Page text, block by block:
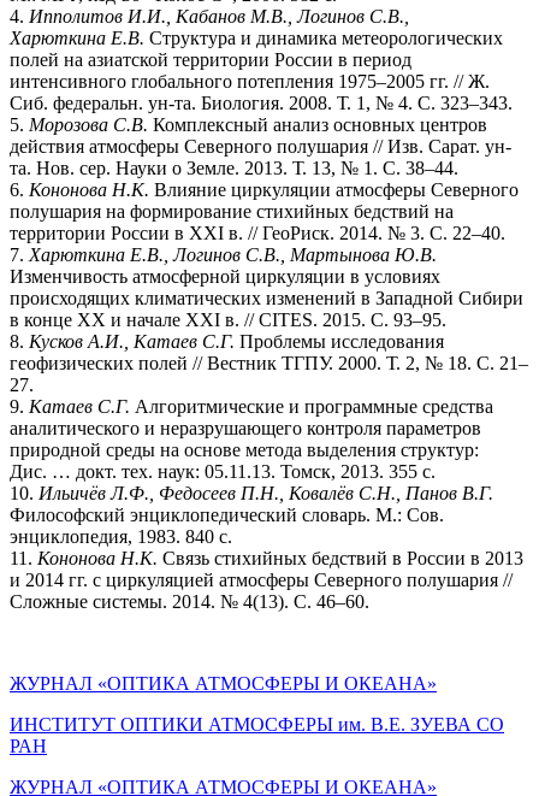
4. Ипполитов И.И., Кабанов М.В., Логинов С.В.,
Харюткина Е.В. Структура и динамика метеорологических
полей на азиатской территории России в период
интенсивного глобального потепления 1975–2005 гг. // Ж.
Сиб. федеральн. ун-та. Биология. 2008. Т. 1, № 4. С. 323–343.
5. Морозова С.В. Комплексный анализ основных центров
действия атмосферы Северного полушария // Изв. Сарат. ун-
та. Нов. сер. Науки о Земле. 2013. Т. 13, № 1. С. 38–44.
6. Кононова Н.К. Влияние циркуляции атмосферы Северного
полушария на формирование стихийных бедствий на
территории России в ХХI в. // ГеоРиск. 2014. № 3. С. 22–40.
7. Харюткина Е.В., Логинов С.В., Мартынова Ю.В.
Изменчивость атмосферной циркуляции в условиях
происходящих климатических изменений в Западной Сибири
в конце XX и начале XXI в. // CITES. 2015. С. 93–95.
8. Кусков А.И., Катаев С.Г. Проблемы исследования
геофизических полей // Вестник ТГПУ. 2000. Т. 2, № 18. С. 21–
27.
9. Катаев С.Г. Алгоритмические и программные средства
аналитического и неразрушающего контроля параметров
природной среды на основе метода выделения структур:
Дис. … докт. тех. наук: 05.11.13. Томск, 2013. 355 с.
10. Ильичёв Л.Ф., Федосеев П.Н., Ковалёв С.Н., Панов В.Г.
Философский энциклопедический словарь. М.: Сов.
энциклопедия, 1983. 840 с.
11. Кононова Н.К. Связь стихийных бедствий в России в 2013
и 2014 гг. с циркуляцией атмосферы Северного полушария //
Сложные системы. 2014. № 4(13). С. 46–60.
ЖУРНАЛ «ОПТИКА АТМОСФЕРЫ И ОКЕАНА»
ИНСТИТУТ ОПТИКИ АТМОСФЕРЫ им. В.Е. ЗУЕВА СО
РАН
ЖУРНАЛ «ОПТИКА АТМОСФЕРЫ И ОКЕАНА»